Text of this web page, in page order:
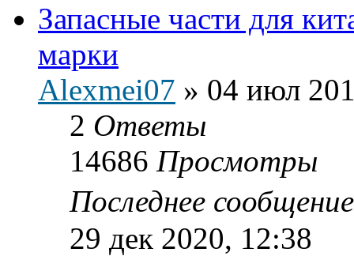
Запасные части для
марки
Alexmei07 » 04 июл
2 Ответы
14686 Просмотры
Последнее
29 дек 2020, 12:38